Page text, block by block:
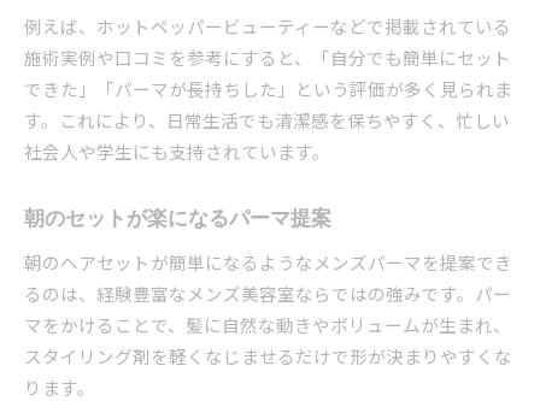
例えば、ホットペッパービューティーなどで掲載されている
施術実例や口コミを参考にすると、「自分でも簡単にセット
できた」「パーマが長持ちした」という評価が多く見られま
す。これにより、日常生活でも清潔感を保ちやすく、忙しい
社会人や学生にも支持されています。
朝のセットが楽になるパーマ提案
朝のヘアセットが簡単になるようなメンズパーマを提案でき
るのは、経験豊富なメンズ美容室ならではの強みです。パー
マをかけることで、髪に自然な動きやボリュームが生まれ、
スタイリング剤を軽くなじませるだけで形が決まりやすくな
ります。